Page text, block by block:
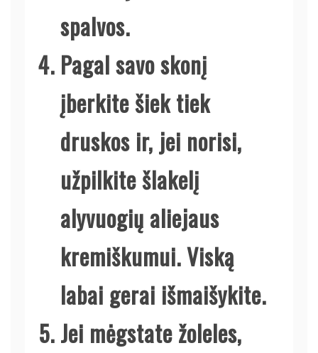
spalvos.
Pagal savo skonį
įberkite šiek tiek
druskos ir, jei norisi,
užpilkite šlakelį
alyvuogių aliejaus
kremiškumui. Viską
labai gerai išmaišykite.
Jei mėgstate žoleles,